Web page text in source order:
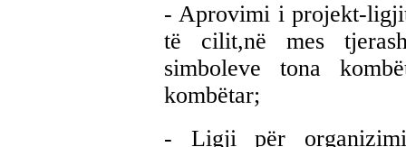
- Aprovimi i projekt-
të cilit,në mes
simboleve tona
kombëtar;
- Ligji për